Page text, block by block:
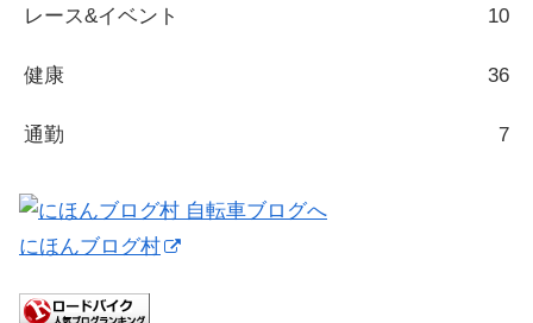
レース&イベント 10
健康 36
通勤 7
にほんブログ村